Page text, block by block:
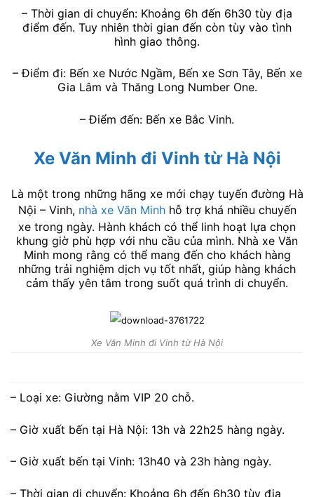
– Thời gian di chuyển: Khoảng 6h đến 6h30 tùy địa
điểm đến. Tuy nhiên thời gian đến còn tùy vào tình
hình giao thông.
– Điểm đi: Bến xe Nước Ngầm, Bến xe Sơn Tây, Bến xe
Gia Lâm và Thăng Long Number One.
– Điểm đến: Bến xe Bắc Vinh.
Xe Văn Minh đi Vinh từ Hà Nội
Là một trong những hãng xe mới chạy tuyến đường Hà
Nội – Vinh, nhà xe Văn Minhhỗ trợ khá nhiều chuyến
xe trong ngày. Hành khách có thể linh hoạt lựa chọn
khung giờ phù hợp với nhu cầu của mình. Nhà xe Văn
Minh mong rằng có thể mang đến cho khách hàng
những trải nghiệm dịch vụ tốt nhất, giúp hàng khách
cảm thấy yên tâm trong suốt quá trình di chuyển.
Xe Văn Minh đi Vinh từ Hà Nội
– Loại xe: Giường nằm VIP 20 chỗ.
– Giờ xuất bến tại Hà Nội: 13h và 22h25 hàng ngày.
– Giờ xuất bến tại Vinh: 13h40 và 23h hàng ngày.
– Thời gian di chuyển: Khoảng 6h đến 6h30 tùy địa